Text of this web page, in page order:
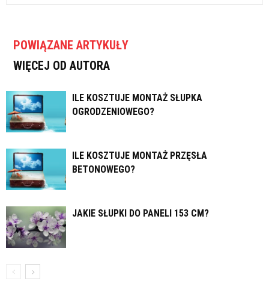
POWIĄZANE ARTYKUŁY
WIĘCEJ OD AUTORA
ILE KOSZTUJE MONTAŻ SŁUPKA
OGRODZENIOWEGO?
ILE KOSZTUJE MONTAŻ PRZĘSŁA
BETONOWEGO?
JAKIE SŁUPKI DO PANELI 153 CM?